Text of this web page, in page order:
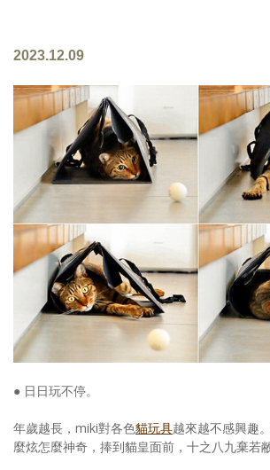
2023.12.09
● 日日玩不停。
年歲越長，miki對各色貓玩具越來越不感興趣
麼炫怎麼神奇，捧到貓皇面前，十之八九棄若